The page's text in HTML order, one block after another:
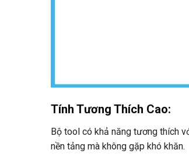
Tính Tương Thích Cao:
Bộ tool có khả năng tương thích
nền tảng mà không gặp khó khăn.